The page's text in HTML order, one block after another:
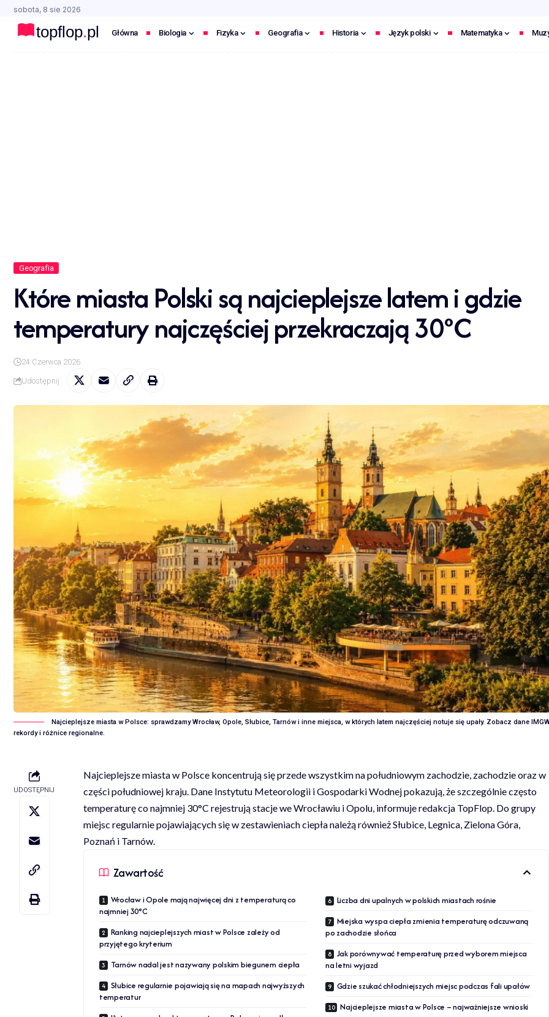
sobota, 8 sie 2026
Główna Biologia Fizyka Geografia Historia Język polski Matematyka
Geografia
Które miasta Polski są najcieplejsze latem i gdzie
temperatury najczęściej przekraczają 30°C
24 Czerwca 2026
Udostępnij
Najcieplejsze miasta w Polsce: sprawdzamy Wrocław, Opole, Słubice, Tarnów i inne miejsca, w których latem najczęściej notuje się upały. Zobacz dane
rekordy i różnice regionalne.
UDOSTĘPNIJ
Najcieplejsze miasta w Polsce koncentrują się przede wszystkim na południowym zachodzie, zachodzie oraz w
części południowej kraju. Dane Instytutu Meteorologii i Gospodarki Wodnej pokazują, że szczególnie często
temperaturę co najmniej 30°C rejestrują stacje we Wrocławiu i Opolu, informuje redakcja TopFlop. Do grupy
miejsc regularnie pojawiających się w zestawieniach ciepła należą również Słubice, Legnica, Zielona Góra,
Poznań i Tarnów.
Zawartość
Wrocław i Opole mają najwięcej dni z temperaturą co
najmniej 30°C
Ranking najcieplejszych miast w Polsce zależy od
przyjętego kryterium
Tarnów nadal jest nazywany polskim biegunem ciepła
Słubice regularnie pojawiają się na mapach najwyższych
temperatur
Liczba dni upalnych w polskich miastach rośnie
Miejska wyspa ciepła zmienia temperaturę odczuwaną
po zachodzie słońca
Jak porównywać temperaturę przed wyborem miejsca
na letni wyjazd
Gdzie szukać chłodniejszych miejsc podczas fali upałów
Najcieplejsze miasta w Polsce – najważniejsze wnioski